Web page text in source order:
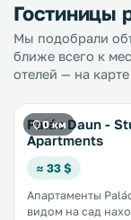
Гостиницы
Мы подобрали
ближе всего к
отелей — на
0 км
Palác Daun -
Apartments
≈ 33 $
Апартаменты
видом на сад